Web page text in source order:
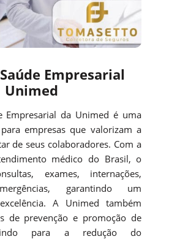
Empresarial
Unimed
Empresarial da Unimed é uma
empresas que valorizam a
de seus colaboradores. Com a
médico do Brasil, o
exames, internações,
garantindo um
A Unimed também
de prevenção e promoção de
para a redução do